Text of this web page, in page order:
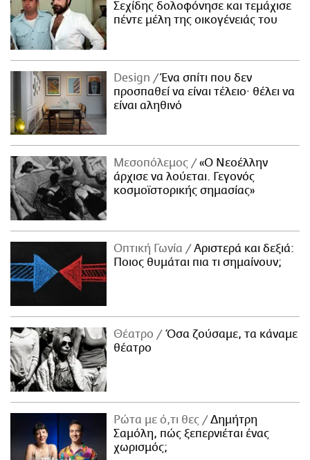
Σεχίδης δολοφόνησε και τεμάχισε
πέντε μέλη της οικογένειάς του
Design
Ένα σπίτι που δεν
προσπαθεί να είναι τέλειο· θέλει να
είναι αληθινό
Μεσοπόλεμος
«Ο Νεοέλλην
άρχισε να λούεται. Γεγονός
κοσμοϊστορικής σημασίας»
Οπτική Γωνία
Αριστερά και δεξιά:
Ποιος θυμάται πια τι σημαίνουν;
Θέατρο
Όσα ζούσαμε, τα κάναμε
θέατρο
Ρώτα με ό,τι θες
Δημήτρη
Σαμόλη, πώς ξεπερνιέται ένας
χωρισμός;